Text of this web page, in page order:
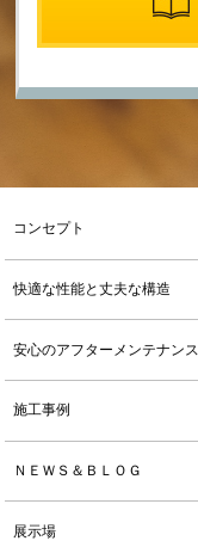
コンセプト
快適な性能と丈夫な構造
安心のアフターメンテナンス
施工事例
ＮＥＷＳ＆ＢＬＯＧ
展示場